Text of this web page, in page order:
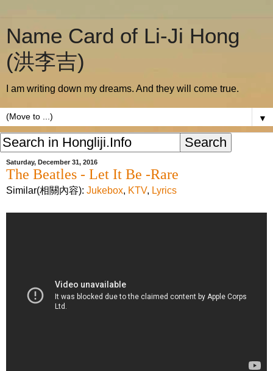
Name Card of Li-Ji Hong
(洪李吉)
I am writing down my dreams. And they will come true.
▼
Saturday, December 31, 2016
The Beatles - Let It Be -Rare
Similar(相關內容): Jukebox, KTV, Lyrics